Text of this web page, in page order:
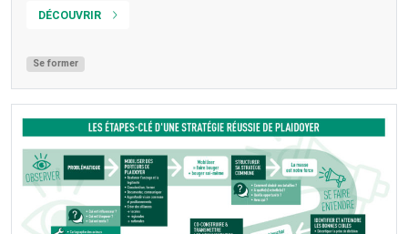
DÉCOUVRIR
Se former